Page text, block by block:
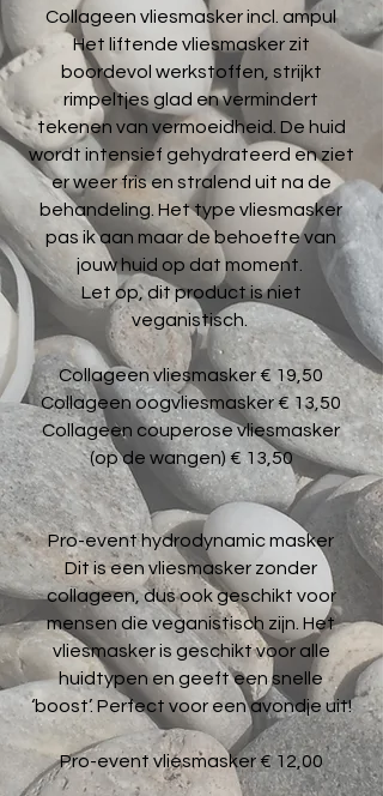
Collageen vliesmasker incl. ampul
Het liftende vliesmasker zit
boordevol werkstoffen, strijkt
rimpeltjes glad en vermindert
tekenen van vermoeidheid. De huid
wordt intensief gehydrateerd en ziet
er weer fris en stralend uit na de
behandeling. Het type vliesmasker
pas ik aan maar de behoefte van
jouw huid op dat moment.
Let op, dit product is niet
veganistisch.
Collageen vliesmasker € 19,50
Collageen oogvliesmasker € 13,50
Collageen couperose vliesmasker
(op de wangen) € 13,50
Pro-event hydrodynamic masker
Dit is een vliesmasker zonder
collageen, dus ook geschikt voor
mensen die veganistisch zijn. Het
vliesmasker is geschikt voor alle
huidtypen en geeft een snelle
‘boost’. Perfect voor een avondje uit!
Pro-event vliesmasker € 12,00